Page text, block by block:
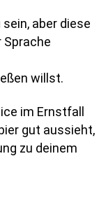
aber diese
willst.
im Ernstfall
gut aussieht,
zu deinem